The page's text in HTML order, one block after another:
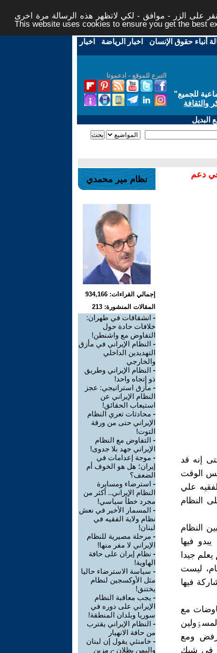
على الزر - موافق - لكي لاتظهر هذه الرسالة مرة اخرى -
This website uses cookies to ensure you get the best
أنباء حقوق الإنسان - اخبار الرياضة - اخبار
التبرع للموقع - ادعمونا
للجميع"
والثقافة
البديل
في دعم
إنه قد
الوقت
علي
النظام
النظام
فيها
جيدا
ليست
فيها
المفاوضات مع
ومع
في شبك
نظام مير محمدي
إجمالي القراءات: 934,166
المقالات المنشورة: 213
- انشقاقات في طهران:
خلافات حادة حول
التفاوض مع واشنطن!
- النظام الإيراني في مأزق
التهديدين الداخلي
والخارجي
- النظام الإيراني وطريق
ذو إتجاه واحد!
- مأزق استراتيجي: عجز
النظام الإيراني عن
استيعاب الحقائق!
- محادثات تعري النظام
الإيراني حتى من ورقة
التوت!
- التفاوض مع النظام
الإيراني جهد بلا جدوى!
- موجة إعدامات في
إيران؛ هل هو الخوف أم
الضعف؟
- استرضاء ومسايرة
النظام الإيراني.. أكثر من
مجرد خطأ سياسي!
- المسمار الأخير في نعش
نظام ولاية الفقيه في
لبنان!
- مرحلة مصيرية للنظام
الإيراني لا مفر منها!
- نظام إيران على حافة
الهاوية!
- سياسة الاسترضاء حاليا
مثل الأوکسجين لنظام
يختنق!
- يجب معاقبة النظام
الإيراني على دوره في
سوريا وبلدان المنطقة!
- النظام الإيراني يقترب
من حافة الانهيار
- خامنئي يقول إن لبنان
واليمن يظلان -رمزين